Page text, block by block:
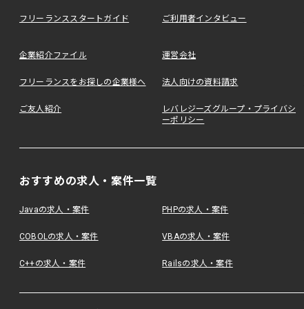
フリーランススタートガイド ご利用者インタビュー
企業紹介ファイル 運営会社
フリーランスをお探しの企業様へ 法人向けの資料請求
ご友人紹介
レバレジーズグループ・プライバシ
ーポリシー
おすすめの求人・案件一覧
Javaの求人・案件 PHPの求人・案件
COBOLの求人・案件 VBAの求人・案件
C++の求人・案件 Railsの求人・案件